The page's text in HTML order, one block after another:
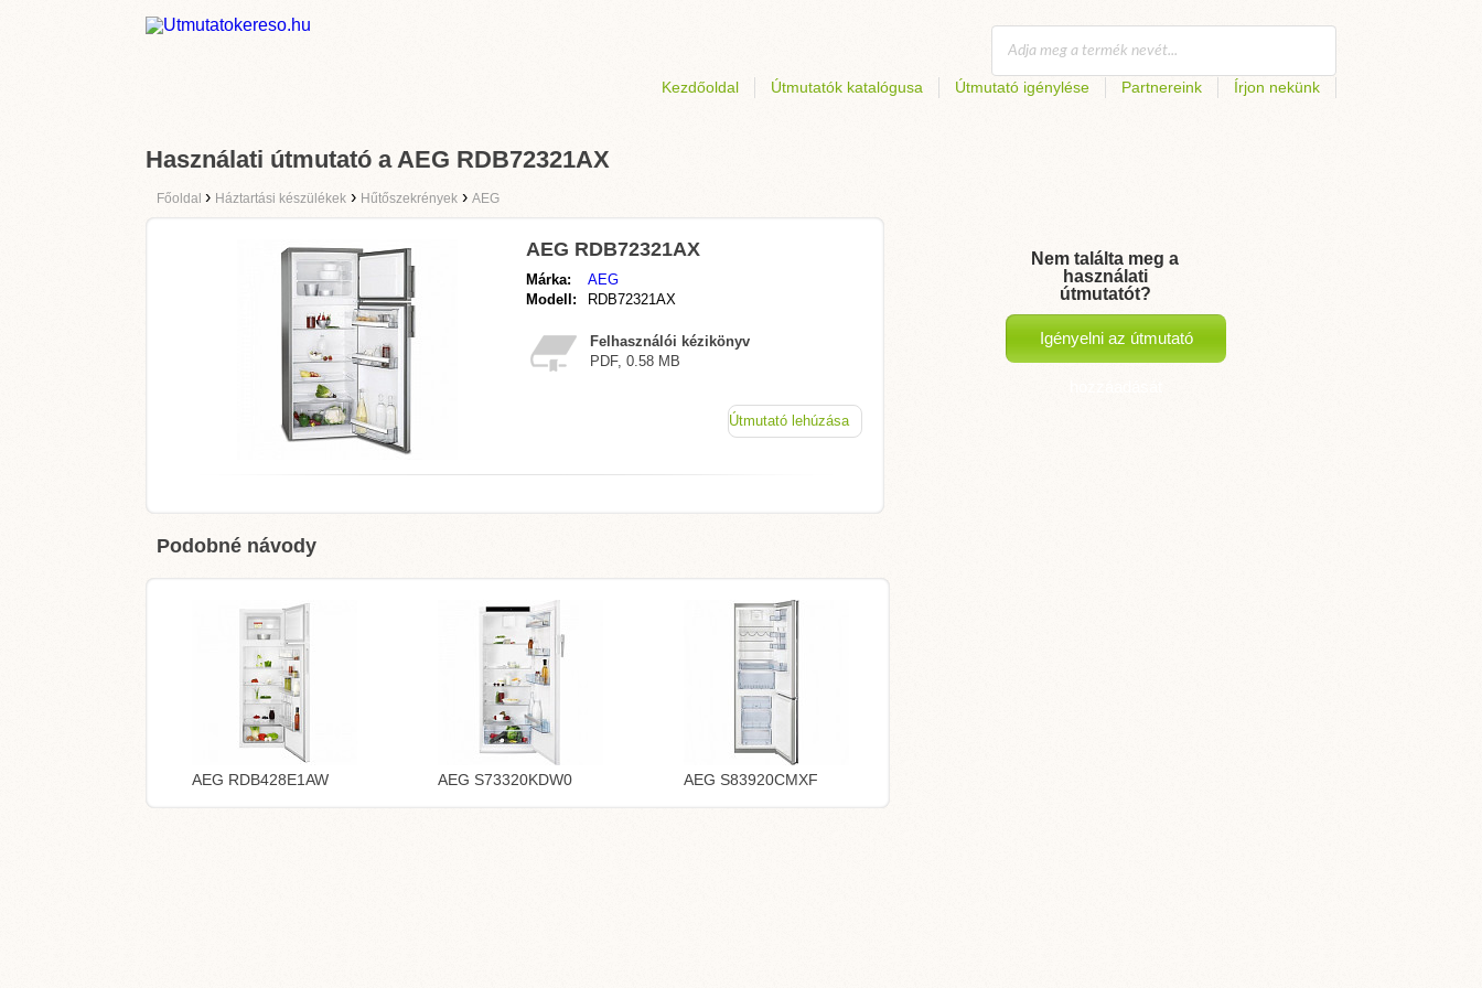
Kezdőoldal Útmutatók katalógusa Útmutató igénylése Partnereink Írjon nekünk
Használati útmutató a AEG RDB72321AX
Főoldal › Háztartási készülékek › Hűtőszekrények › AEG
AEG RDB72321AX
Márka:
AEG
Modell:
RDB72321AX
Felhasználói kézikönyv
PDF, 0.58 MB
Útmutató lehúzása
Podobné návody
AEG RDB428E1AW AEG S73320KDW0 AEG S83920CMXF
Nem találta meg a
használati
útmutatót?
Igényelni az útmutató